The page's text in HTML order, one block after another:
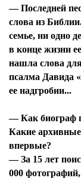
— Последней
слова из
семье, ни одно
в конце жизни
нашла слова
псалма Давида
ее надгробии...
— Как биограф
Какие
впервые?
— За 15 лет
000
Я согласен
Я согласен
защиты